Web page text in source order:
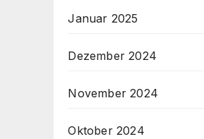
Januar 2025
Dezember 2024
November 2024
Oktober 2024